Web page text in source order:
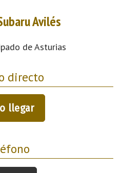
Avilés
de Asturias
directo
llegar